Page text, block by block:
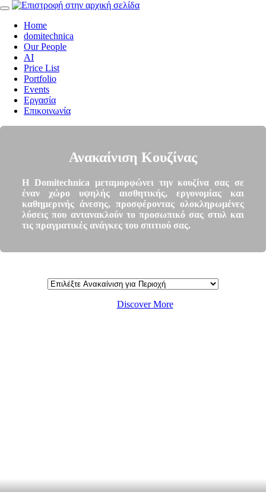
Home
domitechnica
Our People
AI
Price List
Portfolio
Events
Εργασία
Επικοινωνία
Ανακαίνιση Κουζίνας
Η Domitechnica μεταμορφώνει την κουζίνα σας σε
έναν χώρο υψηλής αισθητικής, εργονομίας και
καθημερινής άνεσης, προσφέροντας ολοκληρωμένες
λύσεις που αντανακλούν το προσωπικό σας στυλ και
τις πραγματικές ανάγκες του σπιτιού σας.
Discover More